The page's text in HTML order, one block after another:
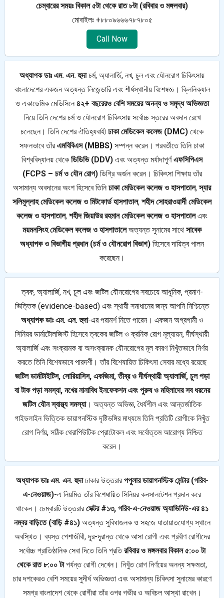
চেম্বারের সময়ঃ বিকাল ৫টা থেকে রাত ৮টা (রবিবার ও মঙ্গলবার)
মোবাইলঃ +৮৮০৯৬৬৬৭৮৭৮০৫
Call Now
অধ্যাপক ডাঃ এম. এন. হুদাচর্ম, অ্যালার্জি, নখ, চুল এবং যৌনরোগ চিকিৎসায়
বাংলাদেশের একজন অত্যন্ত লিজেন্ডারি এবং শীর্ষস্থানীয় বিশেষজ্ঞ। ক্লিনিক্যাল
ও একাডেমিক মেডিসিনে ৪২+ বছরেরও বেশি সময়ের অনন্য ও সমৃদ্ধ অভিজ্ঞতা
নিয়ে তিনি দেশের চর্ম ও যৌনরোগ চিকিৎসায় সর্বোচ্চ স্তরের অবদান রেখে
চলেছেন। তিনি দেশের ঐতিহ্যবাহী ঢাকা মেডিকেল কলেজ (DMC) থেকে
সফলভাবে তাঁরএমবিবিএস (MBBS) সম্পন্ন করেন। পরবর্তীতে তিনি ঢাকা
বিশ্ববিদ্যালয় থেকে ডিডিভি (DDV) এবং অত্যন্ত মর্যাদাপূর্ণএফসিপিএস
(FCPS – চর্ম ও যৌন রোগ)ডিগ্রি অর্জন করেন। চিকিৎসা শিক্ষায় তাঁর
অসামান্য অবদানের অংশ হিসেবে তিনি ঢাকা মেডিকেল কলেজ ও হাসপাতাল,স্যার
সলিমুল্লাহ মেডিকেল কলেজ ও মিটফোর্ড হাসপাতাল, শহীদ সোহরাওয়ার্দী মেডিকেল
কলেজ ও হাসপাতাল, শহীদ জিয়াউর রহমান মেডিকেল কলেজ ও হাসপাতালএবং
ময়মনসিংহ মেডিকেল কলেজ ও হাসপাতালেঅত্যন্ত সুনামের সাথে সাবেক
অধ্যাপক ও বিভাগীয় প্রধান (চর্ম ও যৌনরোগ বিভাগ) হিসেবে দায়িত্ব পালন
করেছেন।
ত্বক, অ্যালার্জি, নখ, চুল এবং জটিল যৌনরোগের সবচেয়ে আধুনিক, প্রমাণ-
ভিত্তিক (evidence-based) এবং স্থায়ী সমাধানের জন্য আপনি নিশ্চিন্তে
অধ্যাপক ডাঃ এম. এন. হুদা-এর পরামর্শ নিতে পারেন। একজন অগ্রগামী ও
সিনিয়র ডার্মাটোলজিস্ট হিসেবে ত্বকের জটিল ও ক্রনিক রোগ মূল্যায়ন, দীর্ঘস্থায়ী
অ্যালার্জি এবং সংক্রামক বা অসংক্রামক যৌনরোগের মূল কারণ নিখুঁতভাবে নির্ণয়
করতে তিনি বিশেষভাবে পারদর্শী। তাঁর বিশেষায়িত চিকিৎসা সেবার মধ্যে রয়েছে
জটিল ডার্মাটাইটিস, সোরিয়াসিস, একজিমা, তীব্র ও দীর্ঘস্থায়ী অ্যালার্জি, চুল পড়া
বা টাক পড়া সমস্যা, নখের নানাবিধ ইনফেকশন এবং পুরুষ ও মহিলাদের সব ধরনের
জটিল যৌন স্বাস্থ্য সমস্যা। অত্যন্ত অভিজ্ঞ, ধৈর্যশীল এবং আন্তর্জাতিক
গাইডলাইন ভিত্তিক ডায়াগনস্টিক দৃষ্টিভঙ্গির মাধ্যমে তিনি প্রতিটি রোগীকে নিখুঁত
রোগ নির্ণয়, সঠিক থেরাপিউটিক প্রোটোকল এবং সর্বোত্তম আরোগ্য নিশ্চিত
করেন।
অধ্যাপক ডাঃ এম. এন. হুদাঢাকার উত্তরারপপুলার ডায়াগনস্টিক সেন্টার (গরিব-
এ-নেওয়াজ)-এ নিয়মিত তাঁর বিশেষায়িত সিনিয়র কনসালটেশন প্রদান করে
থাকেন। চেম্বারটি উত্তরারসেক্টর #১৩, গরিব-এ-নেওয়াজ অ্যাভিনিউ-এর ৪১
নম্বর বাড়িতে (বাড়ি #৪১)অত্যন্ত সুবিধাজনক ও সহজে যাতায়াতযোগ্য স্থানে
অবস্থিত। ব্যস্ত পেশাজীবী, দূর-দূরান্ত থেকে আসা রোগী এবং প্রবীণ রোগীদের
সর্বোচ্চ প্রাতিষ্ঠানিক সেবা দিতে তিনি প্রতিরবিবার ও মঙ্গলবার বিকাল ৫:০০ টা
থেকে রাত ৮:০০ টাপর্যন্ত রোগী দেখেন। নিখুঁত রোগ নির্ণয়ের অনন্য সক্ষমতা,
চার দশকেরও বেশি সময়ের সুদীর্ঘ অভিজ্ঞতা এবং অসামান্য চিকিৎসা সুনামের কারণে
সমগ্র বাংলাদেশ থেকে রোগীরা তাঁর ওপর গভীর ও অবিচল আস্থা রাখেন।